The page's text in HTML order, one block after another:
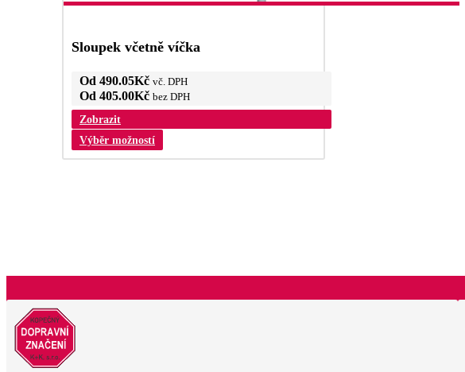
Sloupek včetně víčka
Od 490.05Kč vč. DPH
Od 405.00Kč bez DPH
Zobrazit
Výběr možností